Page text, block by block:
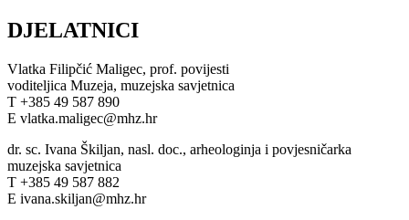
DJELATNICI
Vlatka Filipčić Maligec, prof. povijesti
voditeljica Muzeja, muzejska savjetnica
T +385 49 587 890
E vlatka.maligec@mhz.hr
dr. sc. Ivana Škiljan, nasl. doc., arheologinja i povjesničarka
muzejska savjetnica
T +385 49 587 882
E ivana.skiljan@mhz.hr